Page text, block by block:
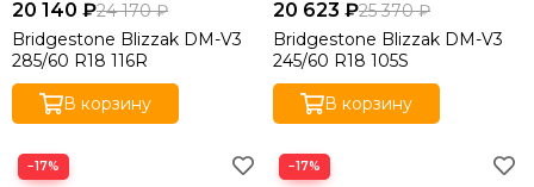
20 140 ₽24 170 ₽
Bridgestone Blizzak DM-V3
285/60 R18 116R
В корзину
20 623 ₽25 370 ₽
Bridgestone Blizzak DM-V3
245/60 R18 105S
В корзину
−17% −17%